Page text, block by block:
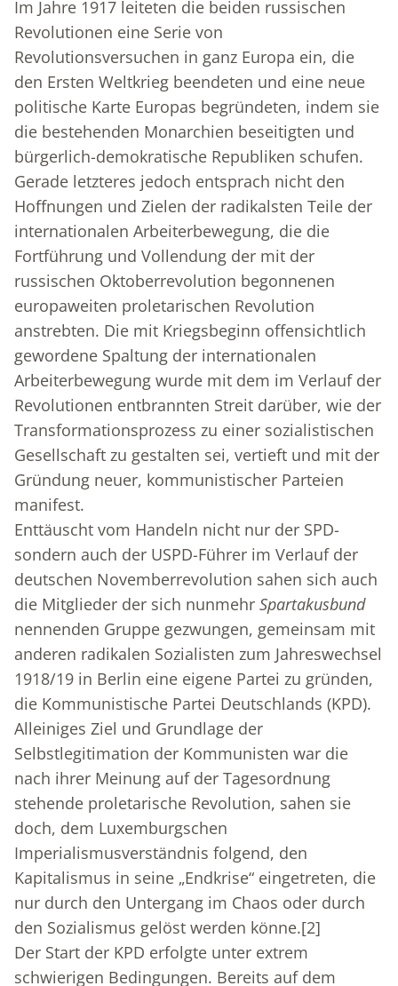
Im Jahre 1917 leiteten die beiden russischen
Revolutionen eine Serie von
Revolutionsversuchen in ganz Europa ein, die
den Ersten Weltkrieg beendeten und eine neue
politische Karte Europas begründeten, indem sie
die bestehenden Monarchien beseitigten und
bürgerlich-demokratische Republiken schufen.
Gerade letzteres jedoch entsprach nicht den
Hoffnungen und Zielen der radikalsten Teile der
internationalen Arbeiterbewegung, die die
Fortführung und Vollendung der mit der
russischen Oktoberrevolution begonnenen
europaweiten proletarischen Revolution
anstrebten. Die mit Kriegsbeginn offensichtlich
gewordene Spaltung der internationalen
Arbeiterbewegung wurde mit dem im Verlauf der
Revolutionen entbrannten Streit darüber, wie der
Transformationsprozess zu einer sozialistischen
Gesellschaft zu gestalten sei, vertieft und mit der
Gründung neuer, kommunistischer Parteien
manifest.
Enttäuscht vom Handeln nicht nur der SPD-
sondern auch der USPD-Führer im Verlauf der
deutschen Novemberrevolution sahen sich auch
die Mitglieder der sich nunmehr Spartakusbund
nennenden Gruppe gezwungen, gemeinsam mit
anderen radikalen Sozialisten zum Jahreswechsel
1918/19 in Berlin eine eigene Partei zu gründen,
die Kommunistische Partei Deutschlands (KPD).
Alleiniges Ziel und Grundlage der
Selbstlegitimation der Kommunisten war die
nach ihrer Meinung auf der Tagesordnung
stehende proletarische Revolution, sahen sie
doch, dem Luxemburgschen
Imperialismusverständnis folgend, den
Kapitalismus in seine „Endkrise“ eingetreten, die
nur durch den Untergang im Chaos oder durch
den Sozialismus gelöst werden könne.[2]
Der Start der KPD erfolgte unter extrem
schwierigen Bedingungen. Bereits auf dem